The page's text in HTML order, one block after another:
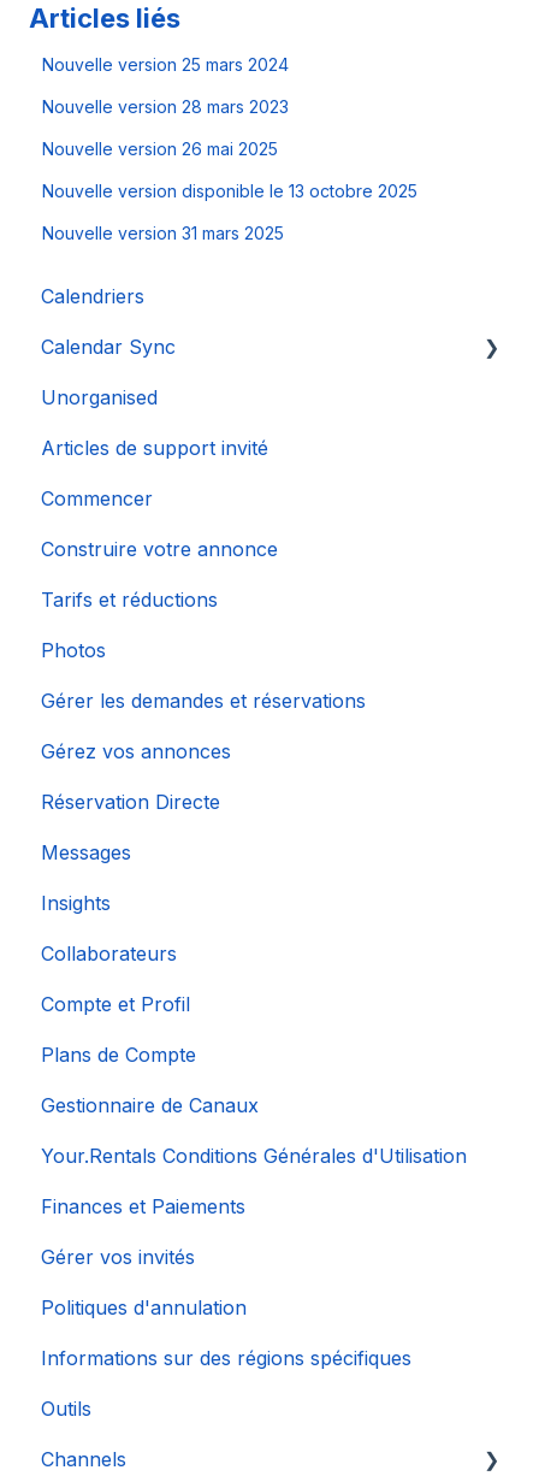
Articles liés
Nouvelle version 25 mars 2024
Nouvelle version 28 mars 2023
Nouvelle version 26 mai 2025
Nouvelle version disponible le 13 octobre 2025
Nouvelle version 31 mars 2025
Calendriers
Calendar Sync
Importation de calendriers populaires
Unorganised
Articles de support invité
Commencer
Construire votre annonce
Tarifs et réductions
Photos
Gérer les demandes et réservations
Gérez vos annonces
Réservation Directe
Messages
Insights
Collaborateurs
Compte et Profil
Plans de Compte
Gestionnaire de Canaux
Your.Rentals Conditions Générales d'Utilisation
Finances et Paiements
Gérer vos invités
Politiques d'annulation
Informations sur des régions spécifiques
Outils
Channels